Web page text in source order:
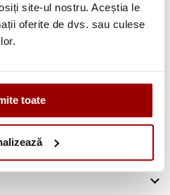
site-ul nostru. Aceștia le
oferite de dvs. sau culese
toate